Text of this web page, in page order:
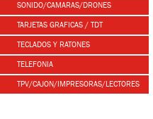
SONIDO/CAMARAS/DRONES
TARJETAS GRAFICAS / TDT
TECLADOS Y RATONES
TELEFONIA
TPV/CAJON/IMPRESORAS/LECTORES